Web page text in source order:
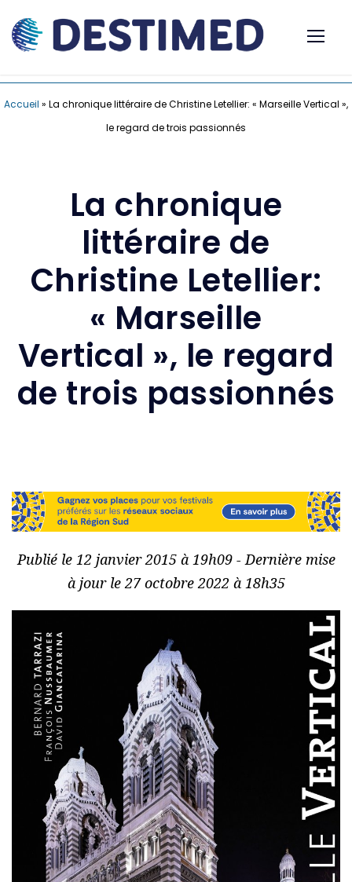
Accueil » La chronique littéraire de Christine Letellier: « Marseille Vertical »,
le regard de trois passionnés
La chronique
littéraire de
Christine Letellier:
« Marseille
Vertical », le regard
de trois passionnés
Publié le 12 janvier 2015 à 19h09 - Dernière mise
à jour le 27 octobre 2022 à 18h35